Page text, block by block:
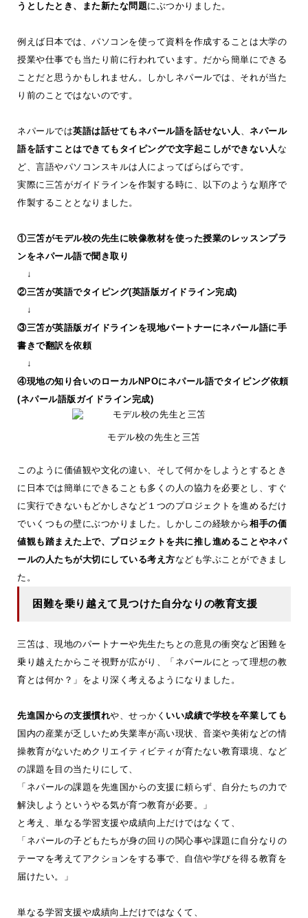
うとしたとき、また新たな問題にぶつかりました。
例えば日本では、パソコンを使って資料を作成することは大学の
授業や仕事でも当たり前に行われています。だから簡単にできる
ことだと思うかもしれません。しかしネパールでは、それが当た
り前のことではないのです。
ネパールでは英語は話せてもネパール語を話せない人 、ネパール
語を話すことはできてもタイピングで文字起こしができない人 な
ど、言語やパソコンスキルは人によってばらばらです。
実際に三笘がガイドラインを作製する時に、以下のような順序で
作製することとなりました。
①三笘がモデル校の先生に映像教材を使った授業のレッスンプラ
ンをネパール語で聞き取り
↓
②三笘が英語でタイピング(英語版ガイドライン完成)
↓
③三笘が英語版ガイドラインを現地パートナーにネパール語に手
書きで翻訳を依頼
↓
④現地の知り合いのローカルNPOにネパール語でタイピング依頼
(ネパール語版ガイドライン完成)
モデル校の先生と三笘
このように価値観や文化の違い、そして何かをしようとするとき
に日本では簡単にできることも多くの人の協力を必要とし、すぐ
に実行できないもどかしさなど１つのプロジェクトを進めるだけ
でいくつもの壁にぶつかりました。しかしこの経験から相手の価
値観も踏まえた上で、プロジェクトを共に推し進めることやネパ
ールの人たちが大切にしている考え方なども学ぶことができまし
た。
困難を乗り越えて見つけた自分なりの教育支援
三笘は、現地のパートナーや先生たちとの意見の衝突など困難を
乗り越えたからこそ視野が広がり、「ネパールにとって理想の教
育とは何か？」をより深く考えるようになりました。
先進国からの支援慣れや、せっかく いい成績で学校を卒業しても
国内の産業が乏しいため失業率が高い現状、音楽や美術などの情
操教育がないためクリエイティビティが育たない教育環境、など
の課題を目の当たりにして、
「ネパールの課題を先進国からの支援に頼らず、自分たちの力で
解決しようというやる気が育つ教育が必要。」
と考え、単なる学習支援や成績向上だけではなくて、
「ネパールの子どもたちが身の回りの関心事や課題に自分なりの
テーマを考えてアクションをする事で、自信や学びを得る教育を
届けたい。」
単なる学習支援や成績向上だけではなくて、